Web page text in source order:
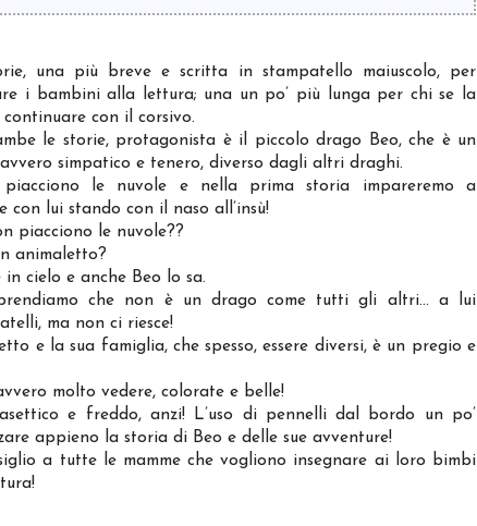
una più breve e scritta in stampatello maiuscolo, per
i bambini alla lettura; una un po’ più lunga per chi se la
continuare con il corsivo.
le storie, protagonista è il piccolo drago Beo, che è un
simpatico e tenero, diverso dagli altri draghi.
le nuvole e nella prima storia impareremo a
con lui stando con il naso all’insù!
piacciono le nuvole??
animaletto?
cielo e anche Beo lo sa.
che non è un drago come tutti gli altri… a lui
ma non ci riesce!
e la sua famiglia, che spesso, essere diversi, è un pregio e
molto vedere, colorate e belle!
e freddo, anzi! L’uso di pennelli dal bordo un po’
appieno la storia di Beo e delle sue avventure!
a tutte le mamme che vogliono insegnare ai loro bimbi